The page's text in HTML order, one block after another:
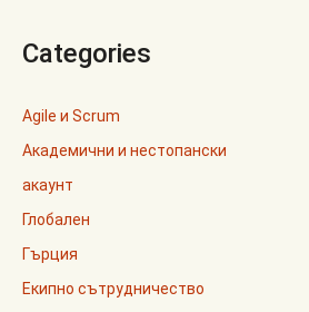
Categories
Agile и Scrum
Академични и нестопански
акаунт
Глобален
Гърция
Екипно сътрудничество